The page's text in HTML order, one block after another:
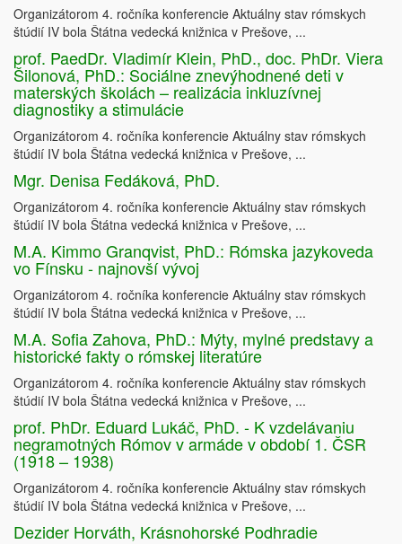
Organizátorom 4. ročníka konferencie Aktuálny stav rómskych
štúdií IV bola Štátna vedecká knižnica v Prešove, ...
prof. PaedDr. Vladimír Klein, PhD., doc. PhDr. Viera
Šilonová, PhD.: Sociálne znevýhodnené deti v
materských školách – realizácia inkluzívnej
diagnostiky a stimulácie
Organizátorom 4. ročníka konferencie Aktuálny stav rómskych
štúdií IV bola Štátna vedecká knižnica v Prešove, ...
Mgr. Denisa Fedáková, PhD.
Organizátorom 4. ročníka konferencie Aktuálny stav rómskych
štúdií IV bola Štátna vedecká knižnica v Prešove, ...
M.A. Kimmo Granqvist, PhD.: Rómska jazykoveda
vo Fínsku - najnovší vývoj
Organizátorom 4. ročníka konferencie Aktuálny stav rómskych
štúdií IV bola Štátna vedecká knižnica v Prešove, ...
M.A. Sofia Zahova, PhD.: Mýty, mylné predstavy a
historické fakty o rómskej literatúre
Organizátorom 4. ročníka konferencie Aktuálny stav rómskych
štúdií IV bola Štátna vedecká knižnica v Prešove, ...
prof. PhDr. Eduard Lukáč, PhD. - K vzdelávaniu
negramotných Rómov v armáde v období 1. ČSR
(1918 – 1938)
Organizátorom 4. ročníka konferencie Aktuálny stav rómskych
štúdií IV bola Štátna vedecká knižnica v Prešove, ...
Dezider Horváth, Krásnohorské Podhradie